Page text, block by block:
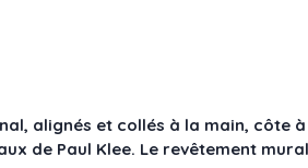
alignés et collés à la main, côte
de Paul Klee. Le revêtement mural